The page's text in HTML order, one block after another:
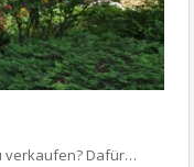
verkaufen? Dafür…